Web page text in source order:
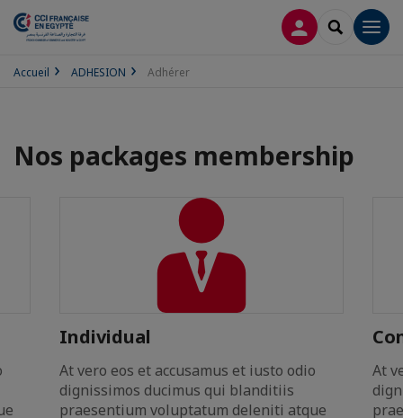
CONNEXION
Accueil ADHESION Adhérer
Nos packages membership
Individual
At vero eos et accusamus et iusto odio
dignissimos ducimus qui blanditiis
praesentium voluptatum deleniti atque
At